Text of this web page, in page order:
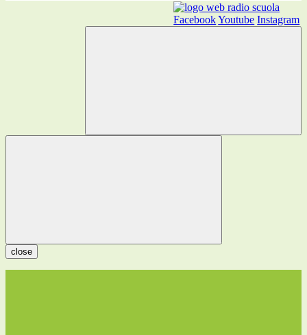
FacebookYoutube Instagram
close